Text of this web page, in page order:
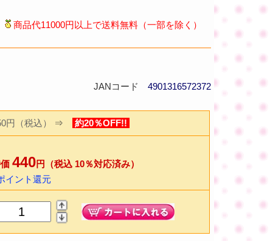
商品代11000円以上で送料無料（一部を除く）
JANコード 4901316572372
円（税込） ⇒ 約20％OFF!!
440円（税込 10％対応済み）
イント還元